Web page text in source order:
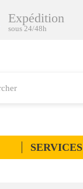
Expédition
sous 24/48h
SERVICES